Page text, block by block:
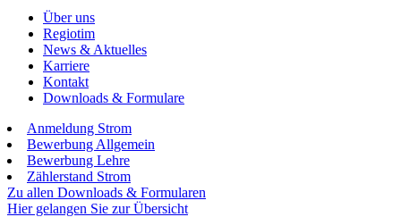
Über uns
Regiotim
News & Aktuelles
Karriere
Kontakt
Downloads & Formulare
Anmeldung Strom
Bewerbung Allgemein
Bewerbung Lehre
Zählerstand Strom
Zu allen Downloads & Formularen
Hier gelangen Sie zur Übersicht